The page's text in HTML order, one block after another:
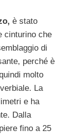
è stato
cinturino che
di
perché è
molto
La
e ha
Dalla
fino a 25